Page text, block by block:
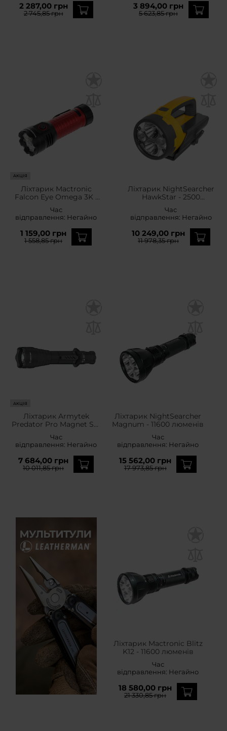
2 287,00 грн
2 745,85 грн
3 894,00 грн
5 623,85 грн
АКЦІЯ
Ліхтарик Mactronic
Falcon Eye Omega 3K -
Час
відправлення: Негайно
1 159,00 грн
1 558,85 грн
Ліхтарик NightSearcher
HawkStar - 2500
Час
відправлення: Негайно
10 249,00 грн
11 978,35 грн
АКЦІЯ
Ліхтарик Armytek
Predator Pro Magnet Set
люменів
Час
відправлення: Негайно
7 684,00 грн
10 011,85 грн
Ліхтарик NightSearcher
Magnum - 11600 люменів
Час
відправлення: Негайно
15 562,00 грн
17 973,85 грн
Ліхтарик Mactronic Blitz
K12 - 11600 люменів
Час
відправлення: Негайно
18 580,00 грн
21 330,85 грн